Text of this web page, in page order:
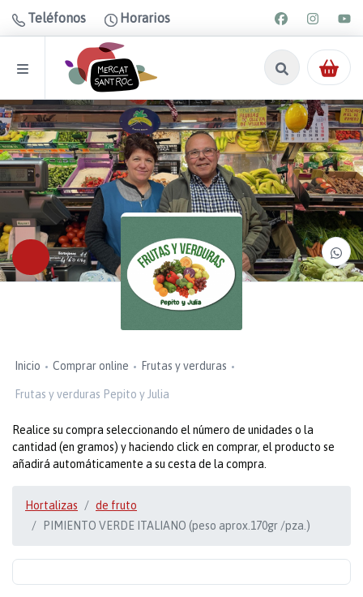
Teléfonos Horarios
Inicio Comprar online Frutas y verduras
Frutas y verduras Pepito y Julia
Realice su compra seleccionando el número de unidades o la
cantidad (en gramos) y haciendo click en comprar, el producto se
añadirá automáticamente a su cesta de la compra.
Hortalizas
de fruto
PIMIENTO VERDE ITALIANO (peso aprox.170gr /pza.)